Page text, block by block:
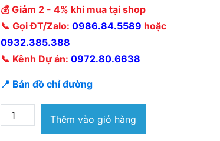
💰 Giảm 2 - 4% khi mua tại shop
📞 Gọi ĐT/Zalo: 0986.84.5589 hoặc
0932.385.388
📞 Kênh Dự án: 0972.80.6638
📍 Bản đồ chỉ đường
Quạt
điều
Thêm vào giỏ hàng